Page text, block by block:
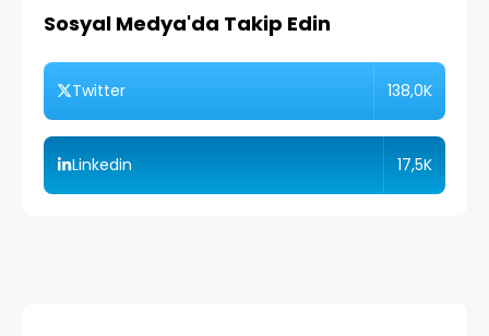
Sosyal Medya'da Takip Edin
Twitter 138,0K
Linkedin 17,5K